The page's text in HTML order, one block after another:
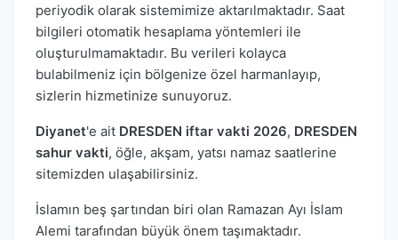
periyodik olarak sistemimize aktarılmaktadır. Saat
bilgileri otomatik hesaplama yöntemleri ile
oluşturulmamaktadır. Bu verileri kolayca
bulabilmeniz için bölgenize özel harmanlayıp,
sizlerin hizmetinize sunuyoruz.
Diyanet'e ait DRESDEN iftar vakti 2026, DRESDEN
sahur vakti, öğle, akşam, yatsı namaz saatlerine
sitemizden ulaşabilirsiniz.
İslamın beş şartından biri olan Ramazan Ayı İslam
Alemi tarafından büyük önem taşımaktadır.